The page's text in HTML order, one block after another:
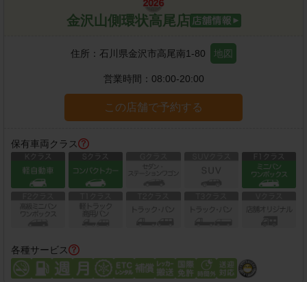
金沢山側環状高尾店
住所： 石川県金沢市高尾南1-80 地図
営業時間： 08:00-20:00
この店舗で予約する
保有車両クラス
各種サービス